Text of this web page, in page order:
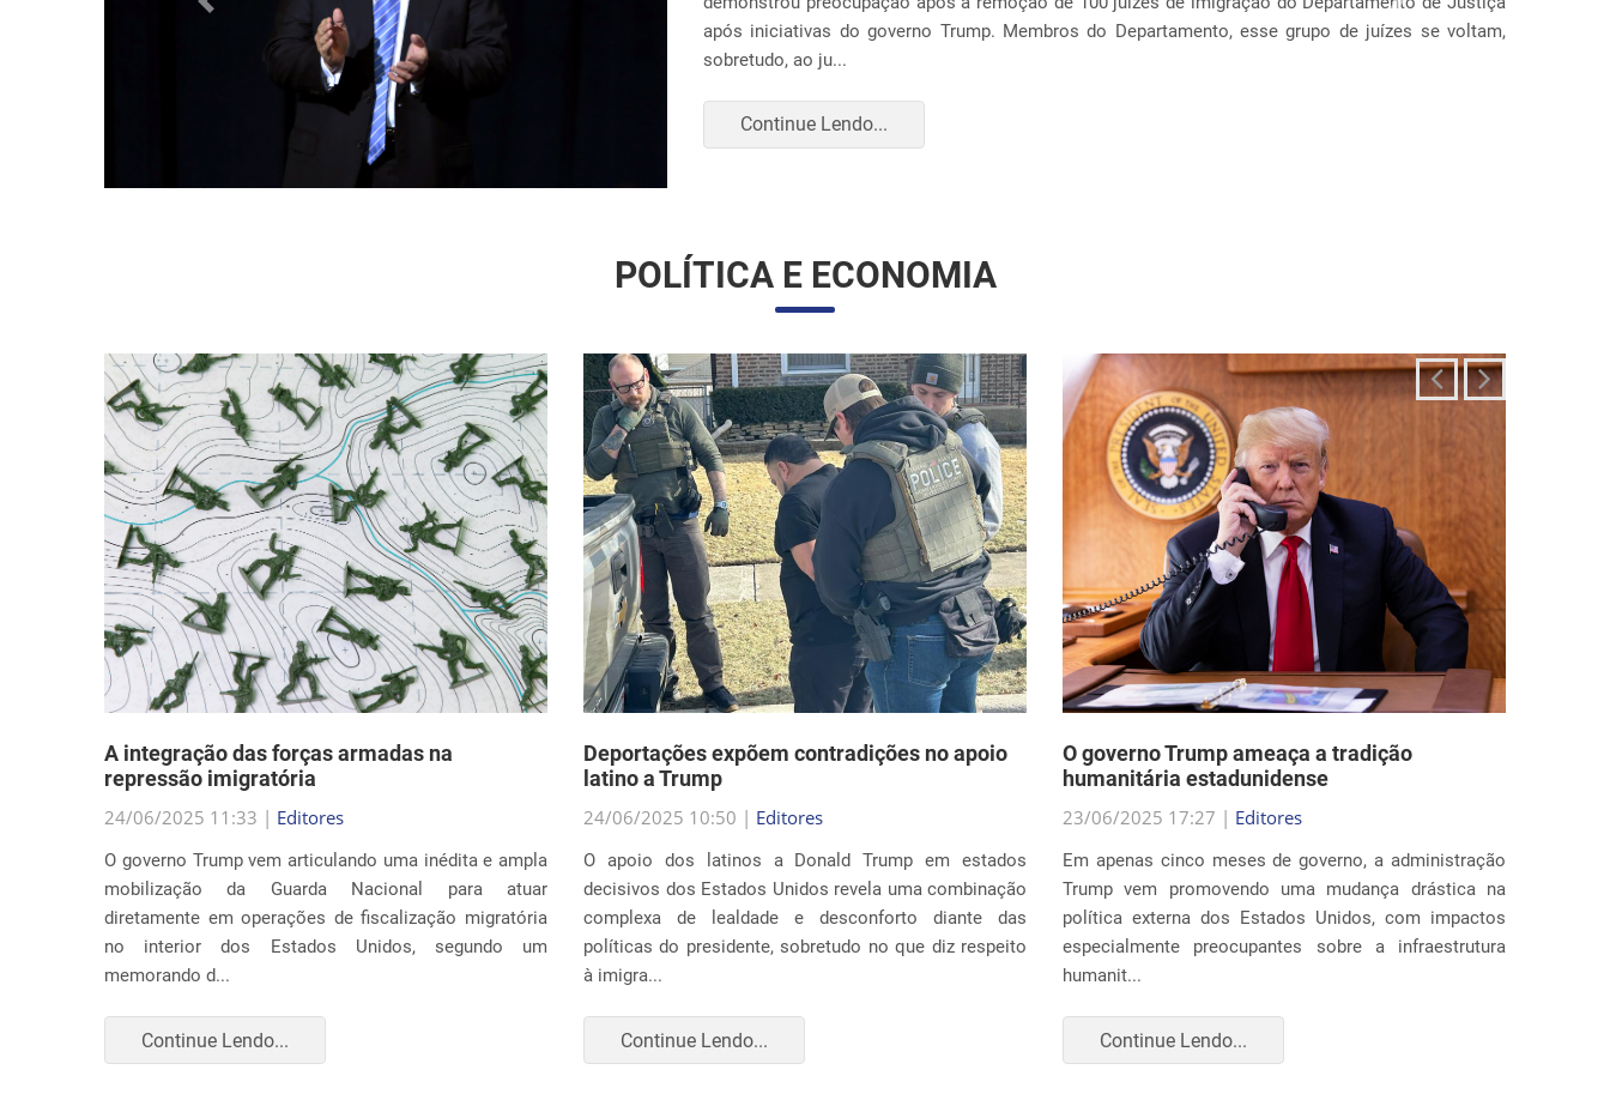
sistema de detenção de imigrantes do ICE (órgão de imigração e alfândega). O plano prevê a
construção ou expansão de unidades em 14 locais diferentes, incluindo estados como Texas, F...
Anterior Próximo
POLÍTICA E ECONOMIA
A integração das forças armadas na
repressão imigratória
24/06/2025 11:33 | Editores
O governo Trump vem articulando uma inédita e ampla
mobilização da Guarda Nacional para atuar
diretamente em operações de fiscalização migratória
no interior dos Estados Unidos, segundo um
memorando d...
Continue Lendo...
Deportações expõem contradições no apoio
latino a Trump
24/06/2025 10:50 | Editores
O apoio dos latinos a Donald Trump em estados
decisivos dos Estados Unidos revela uma combinação
complexa de lealdade e desconforto diante das
políticas do presidente, sobretudo no que diz respeito
à imigra...
Continue Lendo...
O governo Trump ameaça a tradição
humanitária estadunidense
23/06/2025 17:27 | Editores
Em apenas cinco meses de governo, a administração
Trump vem promovendo uma mudança drástica na
política externa dos Estados Unidos, com impactos
especialmente preocupantes sobre a infraestrutura
humanit...
Continue Lendo...